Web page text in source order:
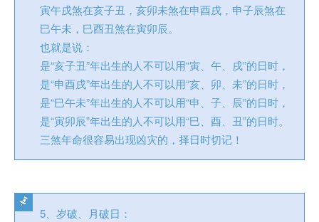
寅午戌煞在亥子丑，亥卯未煞在申酉戌，申子辰煞在
巳午未，巳酉丑煞在寅卯辰。
也就是说：
是“亥子丑”年出生的人不可以用“寅、午、戌”的日时，
是“申酉戌”年出生的人不可以用“亥、卯、未”的日时，
是“巳午未”年出生的人不可以用“申、子、辰”的日时，
是“寅卯辰”年出生的人不可以用“巳、酉、丑”的日时。
三煞年命很容易出现凶灾的，择日时切记！
5、岁破、月破日：